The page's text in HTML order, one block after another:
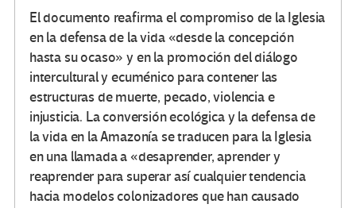
El documento reafirma el compromiso de la Iglesia
en la defensa de la vida «desde la concepción
hasta su ocaso» y en la promoción del diálogo
intercultural y ecuménico para contener las
estructuras de muerte, pecado, violencia e
injusticia. La conversión ecológica y la defensa de
la vida en la Amazonía se traducen para la Iglesia
en una llamada a «desaprender, aprender y
reaprender para superar así cualquier tendencia
hacia modelos colonizadores que han causado